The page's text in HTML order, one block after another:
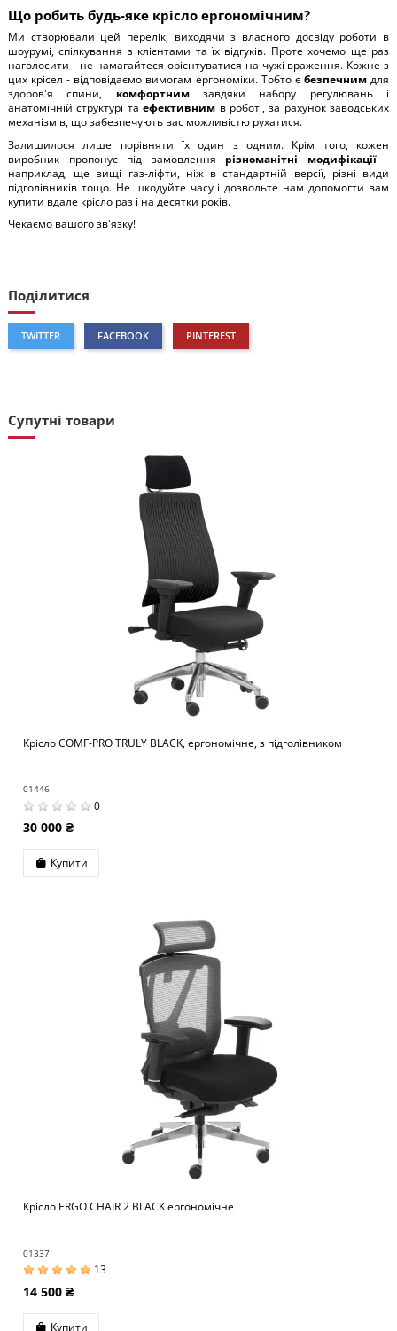
Що робить будь-яке крісло ергономічним?
Ми створювали цей перелік, виходячи з власного досвіду роботи в
шоурумі, спілкування з клієнтами та їх відгуків. Проте хочемо ще раз
наголосити - не намагайтеся орієнтуватися на чужі враження. Кожне з
цих крісел - відповідаємо вимогам ергономіки. Тобто є безпечнимдля
здоров'я спини, комфортнимзавдяки набору регулювань і
анатомічній структурі таефективним в роботі, за рахунок заводських
механізмів, що забезпечують вас можливістю рухатися.
Залишилося лише порівняти їх один з одним. Крім того, кожен
виробник пропонує під замовлення різноманітні модифікації-
наприклад, ще вищі газ-ліфти, ніж в стандартній версії, різні види
підголівників тощо. Не шкодуйте часу і дозвольте нам допомогти вам
купити вдале крісло раз і на десятки років.
Чекаємо вашого зв'язку!
Поділитися
TWITTER FACEBOOK PINTEREST
Супутні товари
Крісло COMF-PRO TRULY BLACK, ергономічне, з підголівником
01446
0
30 000 ₴
Купити
Крісло ERGO CHAIR 2 BLACK ергономічне
01337
13
14 500 ₴
Купити